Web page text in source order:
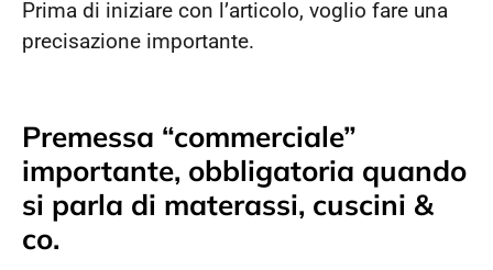
Prima di iniziare con l’articolo, voglio fare una
precisazione importante.
Premessa “commerciale”
importante, obbligatoria quando
si parla di materassi, cuscini &
co.